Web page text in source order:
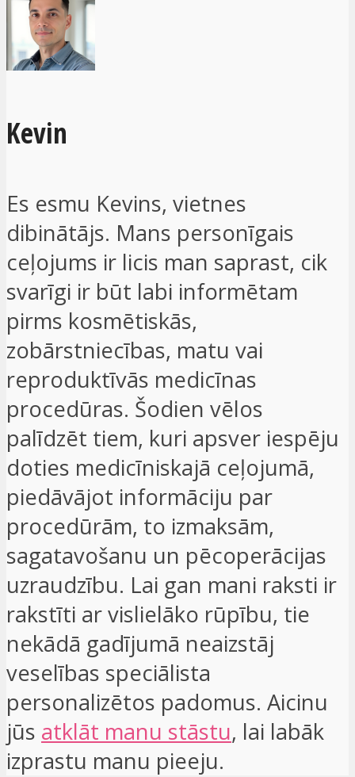
Kevin
Es esmu Kevins, vietnes
dibinātājs. Mans personīgais
ceļojums ir licis man saprast, cik
svarīgi ir būt labi informētam
pirms kosmētiskās,
zobārstniecības, matu vai
reproduktīvās medicīnas
procedūras. Šodien vēlos
palīdzēt tiem, kuri apsver iespēju
doties medicīniskajā ceļojumā,
piedāvājot informāciju par
procedūrām, to izmaksām,
sagatavošanu un pēcoperācijas
uzraudzību. Lai gan mani raksti ir
rakstīti ar vislielāko rūpību, tie
nekādā gadījumā neaizstāj
veselības speciālista
personalizētos padomus. Aicinu
jūs atklāt manu stāstu, lai labāk
izprastu manu pieeju.